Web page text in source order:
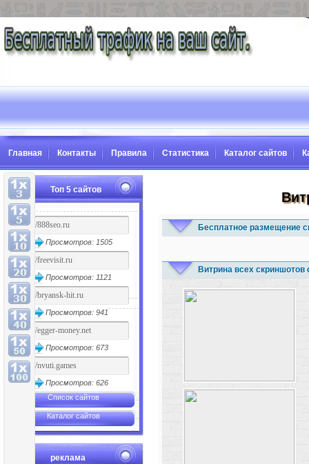
Главная Контакты Правила Статистика Каталог сайтов
Топ 5 сайтов
Просмотров: 1505
Просмотров: 1121
Просмотров: 941
Просмотров: 673
Просмотров: 626
Список сайтов
Каталог сайтов
реклама
Бесплатное размещение
Витрина всех скриншотов